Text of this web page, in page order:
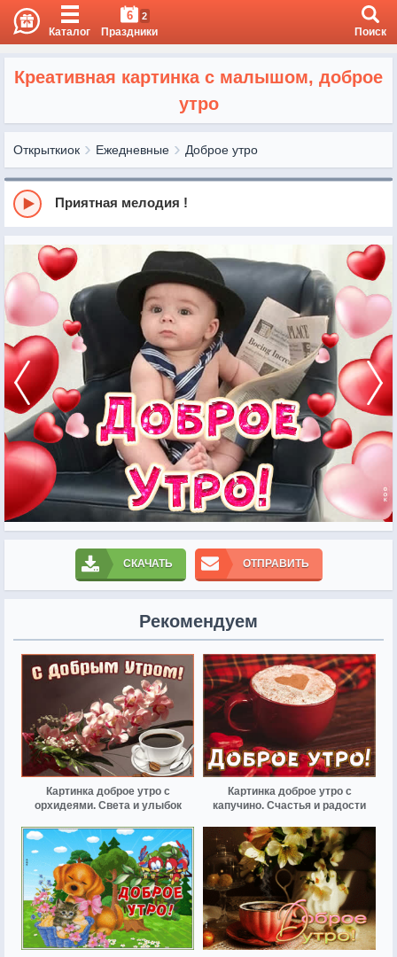
Каталог
6 2
Праздники Поиск
Креативная картинка с малышом, доброе
утро
Открыткиок Ежедневные Доброе утро
Приятная мелодия !
СКАЧАТЬ ОТПРАВИТЬ
Рекомендуем
Картинка доброе утро с
орхидеями. Света и улыбок
Картинка доброе утро с
капучино. Счастья и радости